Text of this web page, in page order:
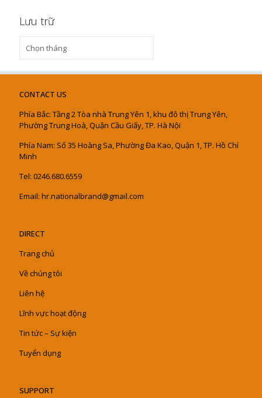
Lưu trữ
trữ
CONTACT US
Phía Bắc: Tầng 2 Tòa nhà Trung Yên 1, khu đô thị Trung Yên,
Phường Trung Hoà, Quận Cầu Giấy, TP. Hà Nội
Phía Nam: Số 35 Hoàng Sa, Phường Đa Kao, Quận 1, TP. Hồ Chí
Minh
Tel: 0246.680.6559
Email: hr.nationalbrand@gmail.com
DIRECT
Trang chủ
Về chúng tôi
Liên hệ
Lĩnh vực hoạt động
Tin tức – Sự kiện
Tuyển dụng
SUPPORT